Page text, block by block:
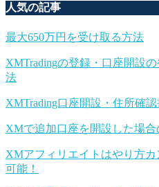
人気の記事
最大650万円を受け取る方法
XMTradingの登録・口座開設
法
XMTrading口座開設・住所確
XMで追加口座を開設した場合
XMアフィリエイトはやり方
可能！